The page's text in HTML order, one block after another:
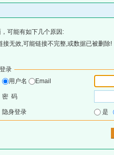
可能有如下几个原因:
无效,可能链接不完整,或数据已被删除!
登录
用户名
Email
密 码
隐身登录 是